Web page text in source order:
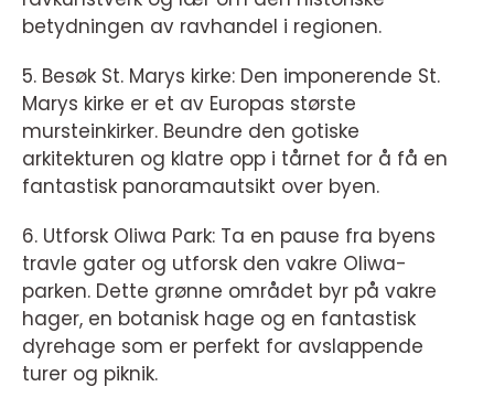
betydningen av ravhandel i regionen.
5. Besøk St. Marys kirke: Den imponerende St.
Marys kirke er et av Europas største
mursteinkirker. Beundre den gotiske
arkitekturen og klatre opp i tårnet for å få en
fantastisk panoramautsikt over byen.
6. Utforsk Oliwa Park: Ta en pause fra byens
travle gater og utforsk den vakre Oliwa-
parken. Dette grønne området byr på vakre
hager, en botanisk hage og en fantastisk
dyrehage som er perfekt for avslappende
turer og piknik.